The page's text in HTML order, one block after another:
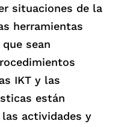
situaciones de la
herramientas
sean
IKT y las
están
actividades y